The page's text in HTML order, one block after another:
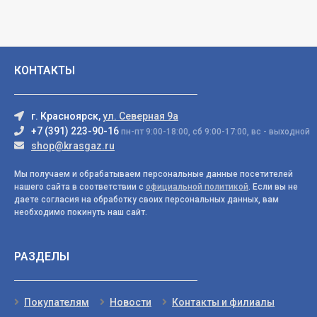
КОНТАКТЫ
г. Красноярск,ул. Северная 9а
+7 (391) 223-90-16 пн-пт 9:00-18:00, сб 9:00-17:00, вс - выходной
shop@krasgaz.ru
Мы получаем и обрабатываем персональные данные посетителей
нашего сайта в соответствии с официальной политикой. Если вы не
даете согласия на обработку своих персональных данных, вам
необходимо покинуть наш сайт.
РАЗДЕЛЫ
Покупателям Новости Контакты и филиалы